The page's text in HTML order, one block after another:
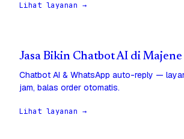
Lihat layanan →
Jasa Bikin Chatbot AI di Majene
Chatbot AI & WhatsApp auto-reply —
jam, balas order otomatis.
Lihat layanan →